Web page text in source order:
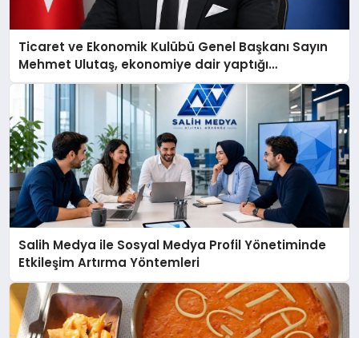
Ticaret ve Ekonomik Kulübü Genel Başkanı Sayın
Mehmet Ulutaş, ekonomiye dair yaptığı
açıklamada şunları kaydetti:
Salih Medya ile Sosyal Medya Profil Yönetiminde
Etkileşim Artırma Yöntemleri